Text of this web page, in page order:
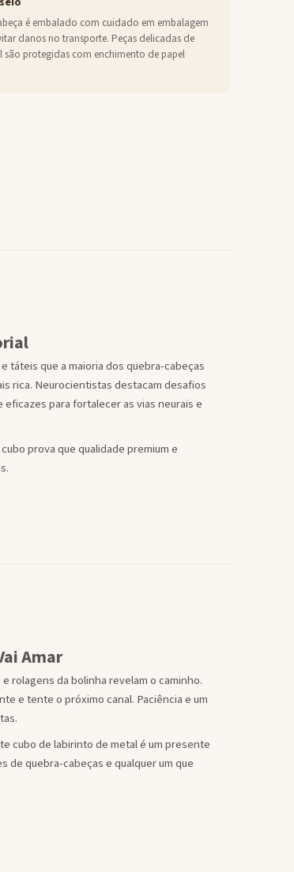
é embalado com cuidado em embalagem
danos no transporte. Peças delicadas de
são protegidas com enchimento de papel
táteis que a maioria dos quebra-cabeças
rica. Neurocientistas destacam desafios
para fortalecer as vias neurais e
prova que qualidade premium e
Amar
rolagens da bolinha revelam o caminho.
e tente o próximo canal. Paciência e um
cubo de labirinto de metal é um presente
de quebra-cabeças e qualquer um que